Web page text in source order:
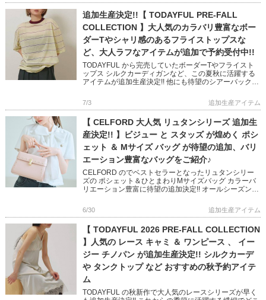
追加生産決定!!【 TODAYFUL PRE-FALL
COLLECTION 】大人気のカラバリ豊富なボー
ダーTやシャリ感のあるフライストップスな
ど、大人ラフなアイテムが追加で予約受付中!!
TODAYFUL から完売していたボーダーTやフライスト
ップス シルクカーディガンなど、この夏秋に活躍する
アイテムが追加生産決定!! 他にも待望のシアーバックパ
トップも予 […]
7/3 追加生産アイテム
【 CELFORD 大人気 リュタンシリーズ 追加生
産決定!! 】ビジュー と スタッズ が煌めく ポシ
ェット ＆ Mサイズ バッグ が待望の追加、バリ
エーション豊富なバッグをご紹介♪
CELFORD のでベストセラーとなったリュタンシリー
ズの ポシェット＆ひとまわりMサイズバッグ カラーバ
リエーション豊富に待望の追加決定!! オールシーズン、
マルチケ […]
6/30 追加生産アイテム
【 TODAYFUL 2026 PRE-FALL COLLECTION
】人気の レース キャミ ＆ ワンピース 、 イー
ジー チノパン が追加生産決定!! シルクカーデ
や タンクトップ など おすすめの秋予約アイテ
ム
TODAYFUL の秋新作で大人気のレースシリーズが早く